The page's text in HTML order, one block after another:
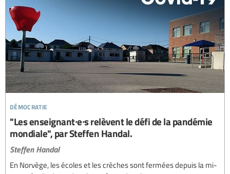
démocratie
"Les enseignant∙e∙s relèvent le défi de la pandémie
mondiale", par Steffen Handal.
Steffen Handal
En Norvège, les écoles et les crèches sont fermées depuis la mi-